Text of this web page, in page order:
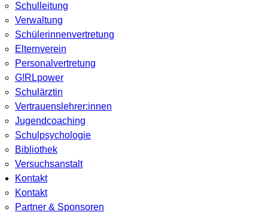
Schulleitung
Verwaltung
Schülerinnenvertretung
Elternverein
Personalvertretung
G!RLpower
Schulärztin
Vertrauenslehrer:innen
Jugendcoaching
Schulpsychologie
Bibliothek
Versuchsanstalt
Kontakt
Kontakt
Partner & Sponsoren